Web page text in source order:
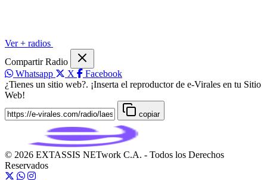
Ver + radios
Compartir Radio
Whatsapp
X
Facebook
¿Tienes un sitio web?. ¡Inserta el reproductor de e-Virales en tu Sitio
Web!
copiar
© 2026 EXTASSIS NETwork C.A. - Todos los Derechos
Reservados